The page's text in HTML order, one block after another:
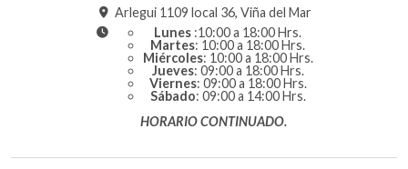
Arlegui 1109 local 36, Viña del Mar
Lunes :10:00 a 18:00 Hrs.
Martes: 10:00 a 18:00 Hrs.
Miércoles: 10:00 a 18:00 Hrs.
Jueves: 09:00 a 18:00 Hrs.
Viernes: 09:00 a 18:00 Hrs.
Sábado: 09:00 a 14:00 Hrs.
HORARIO CONTINUADO.